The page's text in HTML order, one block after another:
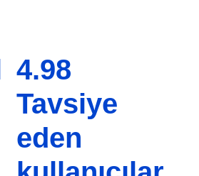
4.98
Tavsiye
eden